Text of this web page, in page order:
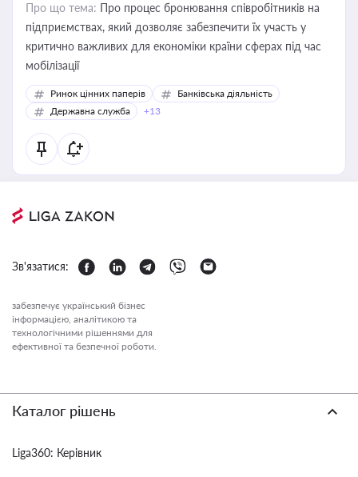
Про що тема: Про процес бронювання співробітників на
підприємствах, який дозволяє забезпечити їх участь у
критично важливих для економіки країни сферах під час
мобілізації
Ринок цінних паперів
Банківська діяльність
Державна служба
+13
Зв'язатися:
забезпечує український бізнес
інформацією, аналітикою та
технологічними рішеннями для
ефективної та безпечної роботи.
Каталог рішень
Liga360: Керівник